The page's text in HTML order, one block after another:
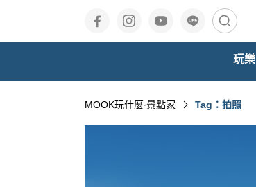
玩樂
MOOK玩什麼‧景點家 Tag：拍照